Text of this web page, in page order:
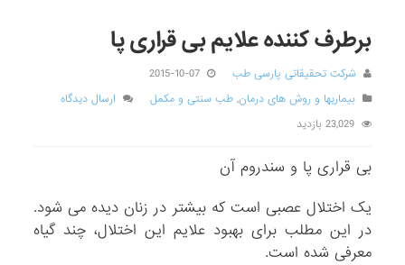
برطرف کننده علایم بی قراری پا
شرکت تحقیقاتی پارسی طب
2015-10-07
بیماریها و روش های درمان,طب سنتی و مکمل
ارسال دیدگاه
23,029 بازدید
بی قراری پا و سندروم آن
یک اختلال عصبی است که بیشتر در زنان دیده می شود.
در این مطلب برای بهبود علایم این اختلال، چند گیاه
معرفی شده است.